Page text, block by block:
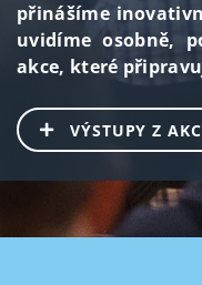
přinášíme
uvidíme osobně,
akce, které
VÝSTUPY Z